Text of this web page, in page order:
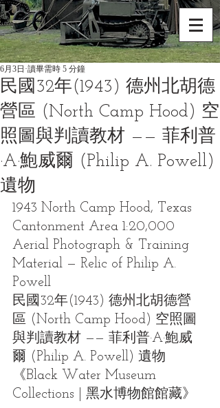
民國32年(1943) 德州北胡德
營區 (North Camp Hood) 空
照圖與判讀教材 —— 菲利普
·A·鮑威爾 (Philip A. Powell)
遺物
6月3日 讀畢需時 5 分鐘
1943 North Camp Hood, Texas
Cantonment Area 1:20,000
Aerial Photograph & Training
Material — Relic of Philip A.
Powell
民國32年(1943) 德州北胡德營
區 (North Camp Hood) 空照圖
與判讀教材 —— 菲利普·A·鮑威
爾 (Philip A. Powell) 遺物
《Black Water Museum
Collections | 黑水博物館館藏》